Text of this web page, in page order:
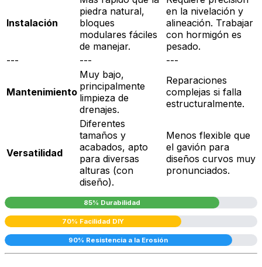
Instalación
piedra natural,
bloques
modulares fáciles
de manejar.
en la nivelación y
alineación. Trabajar
con hormigón es
pesado.
---
--- ---
Mantenimiento
Muy bajo,
principalmente
limpieza de
drenajes.
Reparaciones
complejas si falla
estructuralmente.
Versatilidad
Diferentes
tamaños y
acabados, apto
para diversas
alturas (con
diseño).
Menos flexible que
el gavión para
diseños curvos muy
pronunciados.
85% Durabilidad
70% Facilidad DIY
90% Resistencia a la Erosión